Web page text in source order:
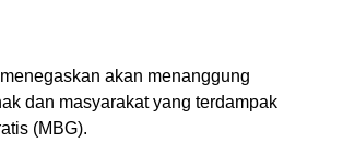
akan menanggung
dan masyarakat yang terdampak
(MBG).